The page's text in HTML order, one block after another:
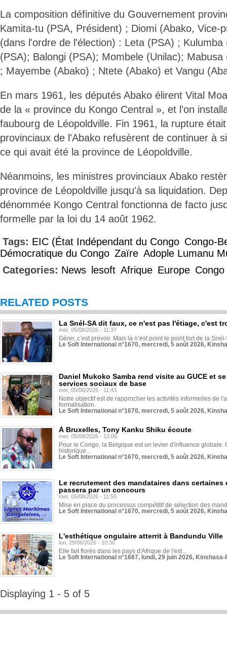
La composition définitive du Gouvernement
Kamita-tu (PSA, Président) ; Diomi (Abako, Vice-
(dans l'ordre de l'élection) : Leta (PSA) ; Kulumba
(PSA); Balongi (PSA); Mombele (Unilac); Mabusa
; Mayembe (Abako) ; Ntete (Abako) et Vangu
En mars 1961, les députés Abako élirent Vital
de la « province du Kongo Central », et l'on
faubourg de Léopoldville. Fin 1961, la rupture
provinciaux de l'Abako refusèrent de continuer à
ce qui avait été la province de Léopoldville.
Néanmoins, les ministres provinciaux Abako
province de Léopoldville jusqu'à sa liquidation.
dénommée Kongo Central fonctionna de facto
formelle par la loi du 14 août 1962.
Tags: EIC (État Indépendant du Congo Congo-
Démocratique du Congo Zaïre Adople Lumanu
Categories: News lesoft Afrique Europe Congo
RELATED POSTS
La Snél-SA dit faux, ce n'est pas l'étiage, c'est
mer, 05/08/2026 - 11:37
Gérer, c’est prévoir. Mais là n’est point le point fort de la
Le Soft International n°1670, mercredi, 5 août 2026,
Daniel Mukoko Samba rend visite au GUCE et
services sociaux de base
mer, 05/08/2026 - 11:43
Notre objectif est de rapprocher les activités informelles de
formalisation.
Le Soft International n°1670, mercredi, 5 août 2026,
À Bruxelles, Tony Kanku Shiku écoute
mer, 05/08/2026 - 12:06
Pour le Congo, la Belgique est un levier d'influence globale.
historique...
Le Soft International n°1670, mercredi, 5 août 2026,
Le recrutement des mandataires dans
passera par un concours
mer, 05/08/2026 - 11:55
Mise en place du processus compétitif de sélection des
Le Soft International n°1670, mercredi, 5 août 2026,
L'esthétique ongulaire atterrit à Bandundu Ville
lun, 29/06/2026 - 10:30
Elle fait florès dans les pays d'Afrique de l'est...
Le Soft International n°1667, lundi, 29 juin 2026,
Displaying 1 - 5 of 5